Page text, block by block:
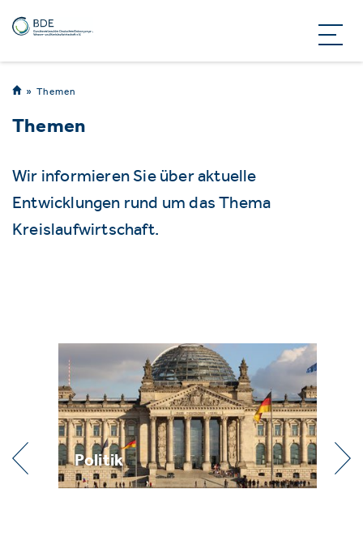
Themen
Themen
Wir informieren Sie über aktuelle
Entwicklungen rund um das Thema
Kreislaufwirtschaft.
Politik